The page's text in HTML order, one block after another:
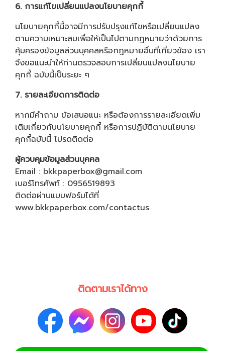
6. การแก้ไขเปลี่ยนแปลงนโยบายคุกกี้
นโยบายคุกกี้นี้อาจมีการปรับปรุงแก้ไขหรือเปลี่ยนแปลง
ตามความเหมาะสมเพื่อให้เป็นไปตามกฎหมายว่าด้วยการ
คุ้มครองข้อมูลส่วนบุคคลหรือกฎหมายอื่นที่เกี่ยวข้อง เรา
จึงขอแนะนำให้ท่านตรวจสอบการเปลี่ยนแปลงนโยบาย
คุกกี้ ฉบับนี้เป็นระยะ ๆ
7. รายละเอียดการติดต่อ
หากมีคำถาม ข้อเสนอแนะ หรือต้องการรายละเอียดเพิ่ม
เติมเกี่ยวกับนโยบายคุกกี้ หรือการปฏิบัติตามนโยบาย
คุกกี้ฉบับนี้ โปรดติดต่อ
ผู้ควบคุมข้อมูลส่วนบุคคล
Email : bkkpaperbox@gmail.com
เบอร์โทรศัพท์ : 0956519893
ติดต่อผ่านแบบฟอร์มได้ที่
www.bkkpaperbox.com/contactus
ติดตามเราได้ทาง